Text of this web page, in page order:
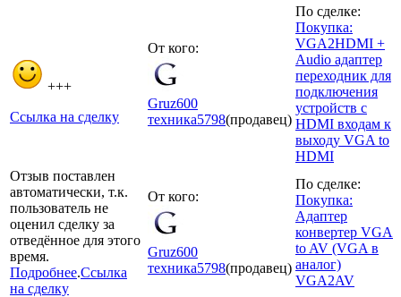
+++
Ссылка на сделку
От кого:
Gruz600
техника5798(продавец)
По сделке:
Покупка:
VGA2HDMI +
Audio адаптер
переходник для
подключения
устройств с
HDMI входам к
выходу VGA to
HDMI
Отзыв поставлен
автоматически, т.к.
пользователь не
оценил сделку за
отведённое для этого
время.
Подробнее.Ссылка
на сделку
От кого:
Gruz600
техника5798(продавец)
По сделке:
Покупка:
Адаптер
конвертер VGA
to AV (VGA в
аналог)
VGA2AV